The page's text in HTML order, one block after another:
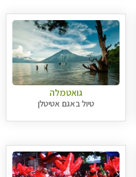
גואטמלה
טיול באגם אטיטלן